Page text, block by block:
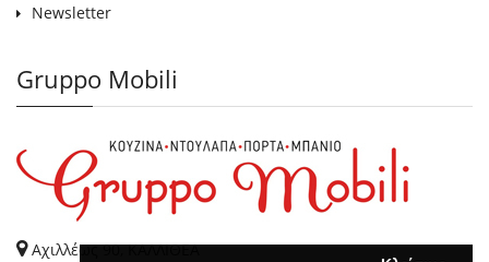
Newsletter
Gruppo Mobili
Αχιλλέως 90, ΚΑΛΛΙΘΕΑ